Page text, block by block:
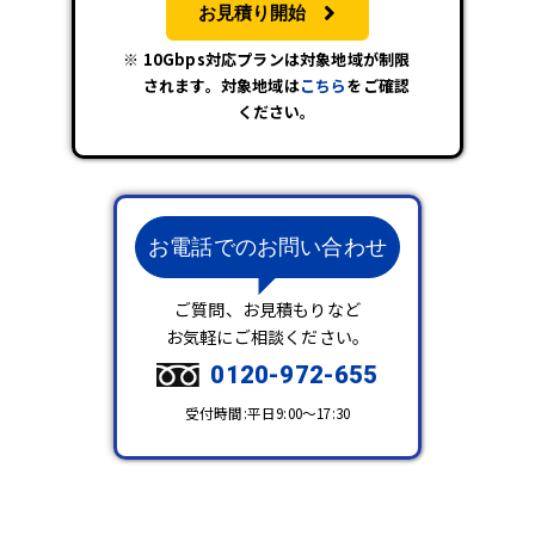
お見積り開始
10Gbps対応プランは対象地域が制限
されます。対象地域はこちらをご確認
ください。
お電話でのお問い合わせ
ご質問、お見積もりなど
お気軽にご相談ください。
0120-972-655
受付時間:平日9:00～17:30